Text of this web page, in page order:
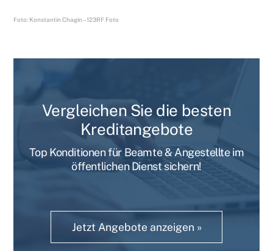
Foto: Konstantin Chagin – 123RF Foto
Vergleichen Sie die besten
Kreditangebote
Top Konditionen für Beamte & Angestellte im
öffentlichen Dienst sichern!
Jetzt Angebote anzeigen »